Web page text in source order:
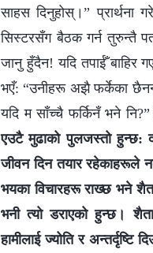
साहस दिनुहोस्।” प्रार्थना
सिस्टरसँग बैठक गर्न तुरुन्तै
जानु हुँदैन! यदि तपाईँ बाहिर
भएँ: “उनीहरू अझै फर्केका
यदि म साँच्चै फर्किनँ भने
एउटै मुढाको पुलजस्तो हुन्छ:
जीवन दिन तयार रहेकाहरूले
भयका विचारहरू राख्छ भने
भनी त्यो डराएको हुन्छ।
हामीलाई ज्योति र अन्तर्दृष्टि